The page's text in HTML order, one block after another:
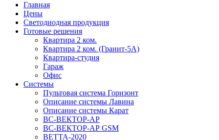
Главная
Цены
Светодиодная продукция
Готовые решения
Квартира 2 ком.
Квартира 2 ком. (Гранит-5А)
Квартира-студия
Гараж
Офис
Системы
Пультовая система Горизонт
Описание системы Лавина
Описание системы Карат
ВС-ВЕКТОР-АР
ВС-ВЕКТОР-АР GSM
ВЕТТА-2020